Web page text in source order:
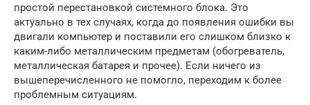
простой перестановкой системного блока. Это
актуально в тех случаях, когда до появления ошибки вы
двигали компьютер и поставили его слишком близко к
каким-либо металлическим предметам (обогреватель,
металлическая батарея и прочее). Если ничего из
вышеперечисленного не помогло, переходим к более
проблемным ситуациям.